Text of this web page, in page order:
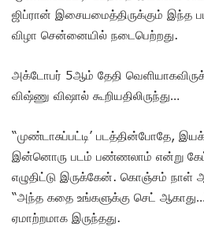
ஜிப்ரான் இசையமைத்திருக்கும் இந்த
விழா சென்னையில் நடைபெற்றது.
அக்டோபர் 5ஆம் தேதி
விஷ்ணு விஷால் கூறியதிலிருந்து…
“முண்டாசுப்பட்டி’ படத்தின்போதே,
இன்னொரு படம் பண்ணலாம் என்று
எழுதிட்டு இருக்கேன். கொஞ்சம் நாள்
“அந்த கதை உங்களுக்கு செட்
ஏமாற்றமாக இருந்தது.